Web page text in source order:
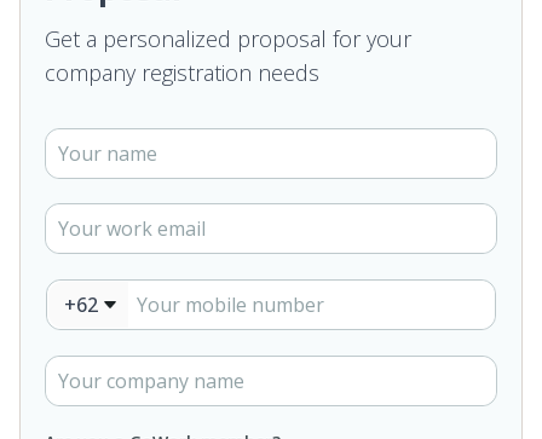
Get a personalized proposal for your
company registration needs
+62